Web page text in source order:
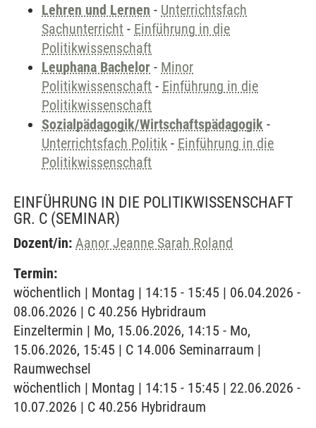
Lehren und Lernen - Unterrichtsfach
Sachunterricht - Einführung in die
Politikwissenschaft
Leuphana Bachelor - Minor
Politikwissenschaft - Einführung in die
Politikwissenschaft
Sozialpädagogik/Wirtschaftspädagogik -
Unterrichtsfach Politik - Einführung in die
Politikwissenschaft
EINFÜHRUNG IN DIE POLITIKWISSENSCHAFT
GR. C (SEMINAR)
Dozent/in: Aanor Jeanne Sarah Roland
Termin:
wöchentlich | Montag | 14:15 - 15:45 | 06.04.2026 -
08.06.2026 | C 40.256 Hybridraum
Einzeltermin | Mo, 15.06.2026, 14:15 - Mo,
15.06.2026, 15:45 | C 14.006 Seminarraum |
Raumwechsel
wöchentlich | Montag | 14:15 - 15:45 | 22.06.2026 -
10.07.2026 | C 40.256 Hybridraum